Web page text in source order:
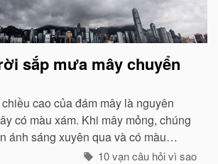
sắp mưa mây chuyển
cao của đám mây là nguyên
có màu xám. Khi mây mỏng, chúng
ánh sáng xuyên qua và có màu
10 vạn câu hỏi vì sao